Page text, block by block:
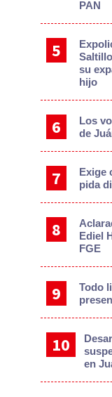
PAN
su
hijo
Los
de
Exige
pida
Ediel
FGE
Todo
en